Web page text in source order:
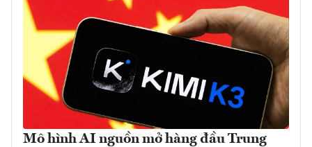
Mô hình AI nguồn mở hàng đầu Trung